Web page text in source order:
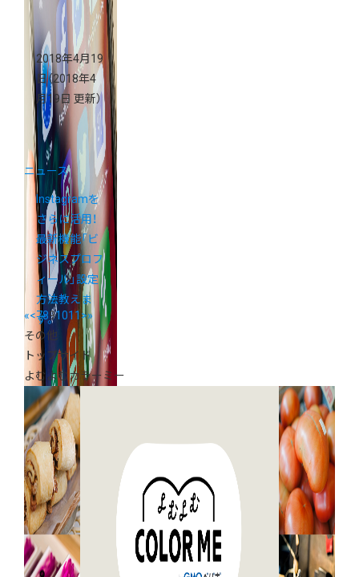
2018年4月19
日（2018年4
月19日 更新）
ニュース
Instagramを
さらに活用！
最新機能「ビ
ジネスプロフ
ィール」設定
方法教えま
す。
«<7891011 >»
その他
トップサイド
よむよむカラーミー